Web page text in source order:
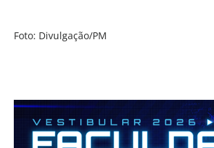
Foto: Divulgação/PM